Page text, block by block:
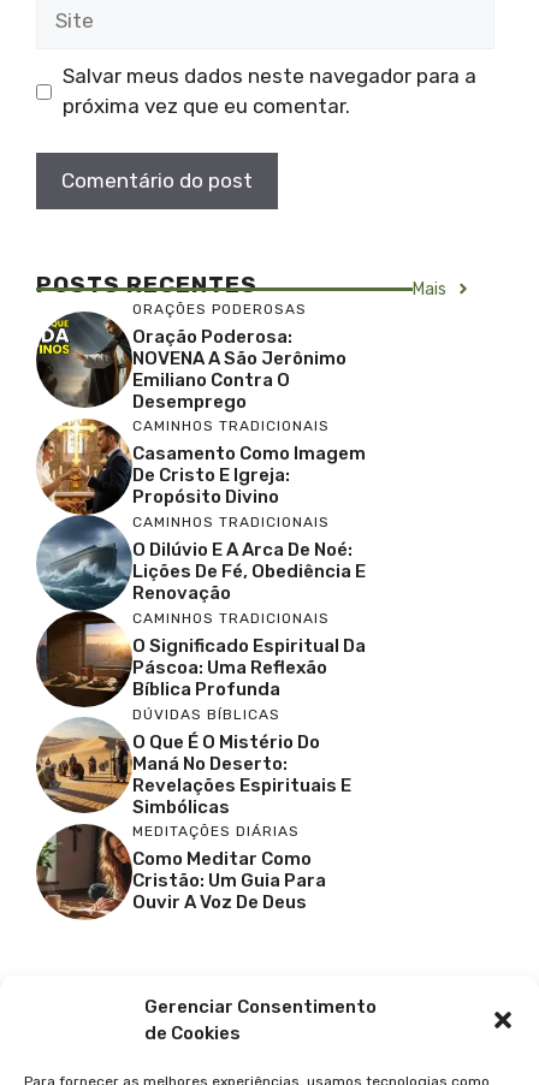
Gerenciar Consentimento
de Cookies
Para fornecer as melhores experiências, usamos tecnologias como
Salvar meus dados neste navegador para a
próxima vez que eu comentar.
POSTS RECENTES Mais
ORAÇÕES PODEROSAS
Oração Poderosa:
NOVENA A São Jerônimo
Emiliano Contra O
Desemprego
CAMINHOS TRADICIONAIS
Casamento Como Imagem
De Cristo E Igreja:
Propósito Divino
CAMINHOS TRADICIONAIS
O Dilúvio E A Arca De Noé:
Lições De Fé, Obediência E
Renovação
CAMINHOS TRADICIONAIS
O Significado Espiritual Da
Páscoa: Uma Reflexão
Bíblica Profunda
DÚVIDAS BÍBLICAS
O Que É O Mistério Do
Maná No Deserto:
Revelações Espirituais E
Simbólicas
MEDITAÇÕES DIÁRIAS
Como Meditar Como
Cristão: Um Guia Para
Ouvir A Voz De Deus
Facebook
Youtube
Pinterest